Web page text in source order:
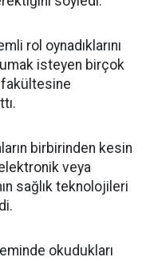
rol oynadıklarını
isteyen birçok
fakültesine
birbirinden kesin
veya
sağlık teknolojileri
okudukları